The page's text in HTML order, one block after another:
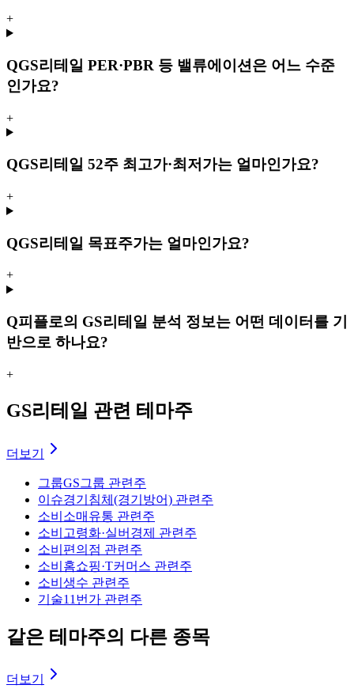
+
QGS리테일 PER·PBR 등 밸류에이션은 어느 수준
인가요?
+
QGS리테일 52주 최고가·최저가는 얼마인가요?
+
QGS리테일 목표주가는 얼마인가요?
+
Q피플로의 GS리테일 분석 정보는 어떤 데이터를 기
반으로 하나요?
+
GS리테일 관련 테마주
더보기
그룹GS그룹 관련주
이슈경기침체(경기방어) 관련주
소비 소매유통 관련주
소비 고령화·실버경제 관련주
소비 편의점 관련주
소비 홈쇼핑·T커머스 관련주
소비 생수 관련주
기술11번가 관련주
같은 테마주의 다른 종목
더보기